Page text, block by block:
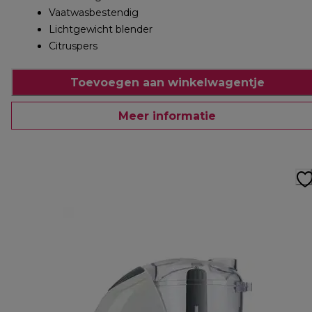
Vaatwasbestendig
Lichtgewicht blender
Citruspers
Toevoegen aan winkelwagentje
Meer informatie